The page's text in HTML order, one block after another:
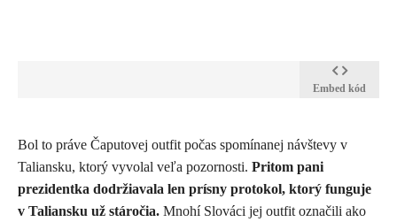
Embed kód
​Bol to práve Čaputovej outfit počas spomínanej návštevy v
Taliansku, ktorý vyvolal veľa pozornosti. Pritom pani
prezidentka dodržiavala len prísny protokol, ktorý funguje
v Taliansku už stáročia. Mnohí Slováci jej outfit označili ako